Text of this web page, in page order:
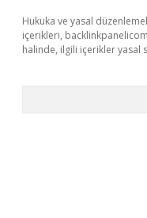
Hukuka ve yasal
içerikleri,
halinde, ilgili içerikler yasal